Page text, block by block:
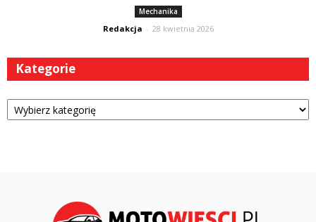
Mechanika
Redakcja - 28 kwietnia 2026
Kategorie
Kategorie